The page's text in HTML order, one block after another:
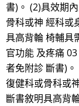
書)。 (2)具效期
骨科或神 經科或
具高背輪 椅輔具
官功能 及疼痛
者免附診 斷書)
復健科或骨科或
斷書敘明具高背